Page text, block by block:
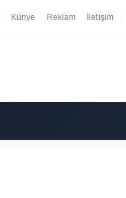
Künye Reklam İletişim